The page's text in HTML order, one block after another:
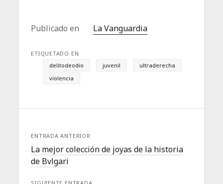
Publicado en La Vanguardia
ETIQUETADO EN
delitodeodio
juvenil
ultraderecha
violencia
ENTRADA ANTERIOR
La mejor colección de joyas de la historia
de Bvlgari
SIGUIENTE ENTRADA